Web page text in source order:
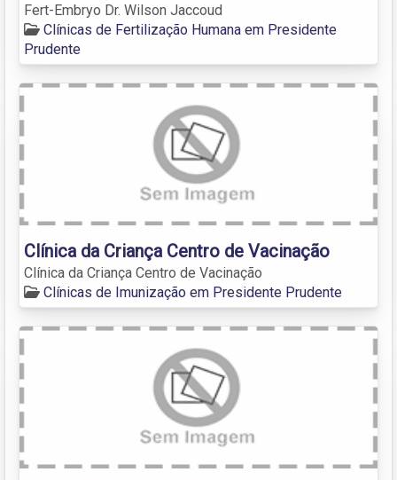
Fert-Embryo Dr. Wilson Jaccoud
Clínicas de Fertilização Humana em Presidente
Prudente
Clínica da Criança Centro de Vacinação
Clínica da Criança Centro de Vacinação
Clínicas de Imunização em Presidente Prudente